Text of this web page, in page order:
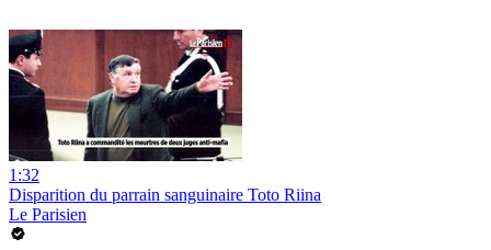
1:32
Disparition du parrain sanguinaire Toto Riina
Le Parisien